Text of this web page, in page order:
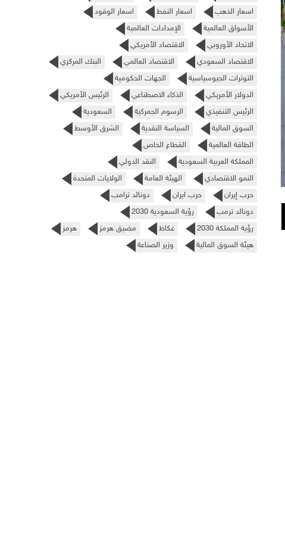
اسعار الذهب
اسعار النفط
اسعار الوقود
الأسواق العالمية
الإمدادات العالمية
الاتحاد الأوروبي
الاقتصاد الأمريكي
الاقتصاد السعودي
الاقتصاد العالمي
البنك المركزي
التوترات الجيوسياسية
الجهات الحكومية
الدولار الأمريكي
الذكاء الاصطناعي
الرئيس الأمريكي
الرئيس التنفيذي
الرسوم الجمركية
السعودية
السوق المالية
السياسة النقدية
الشرق الأوسط
الطاقة العالمية
القطاع الخاص
المملكة العربية السعودية
النقد الدولي
النمو الاقتصادي
الهيئة العامة
الولايات المتحدة
حرب إيران
حرب ايران
دونالد ترامب
دونالد ترمب
رؤية السعودية 2030
رؤية المملكة 2030
عكاظ مضيق هرمز
هرمز
هيئة السوق المالية
وزير الصناعة